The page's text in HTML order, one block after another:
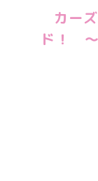
カー
ド！ ～